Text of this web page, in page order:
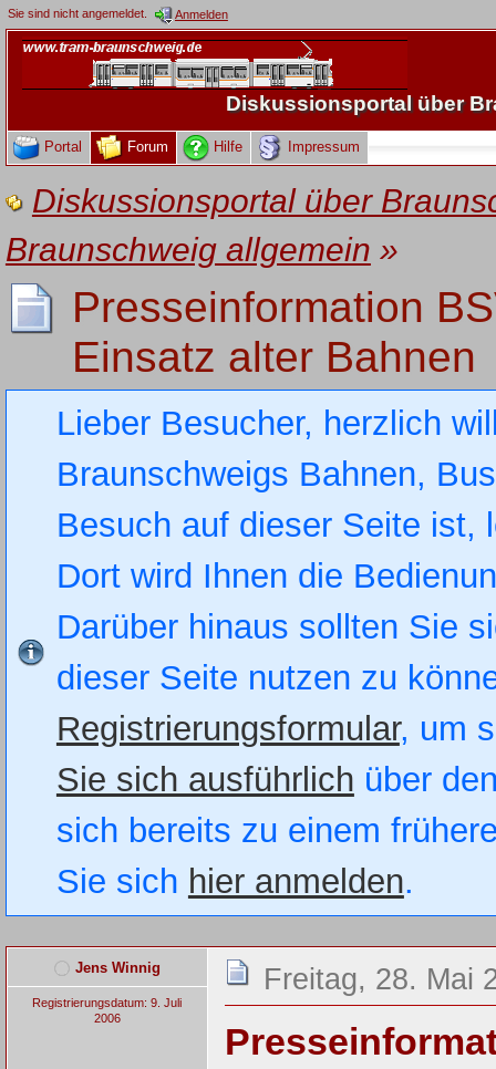
Sie sind nicht angemeldet. Anmelden
Diskussionsportal über
Portal Forum Hilfe Impressum
Diskussionsportal über
Braunschweig allgemein »
Presseinformation
Einsatz alter Bahnen
Lieber Besucher, herzlich
Braunschweigs Bahnen,
Besuch auf dieser Seite
Dort wird Ihnen die
Darüber hinaus sollten Sie
dieser Seite nutzen zu
Registrierungsformular, um
Sie sich ausführlich über
sich bereits zu einem
Sie sich hier anmelden.
Jens Winnig
Registrierungsdatum: 9. Juli
2006
Freitag, 28. Mai